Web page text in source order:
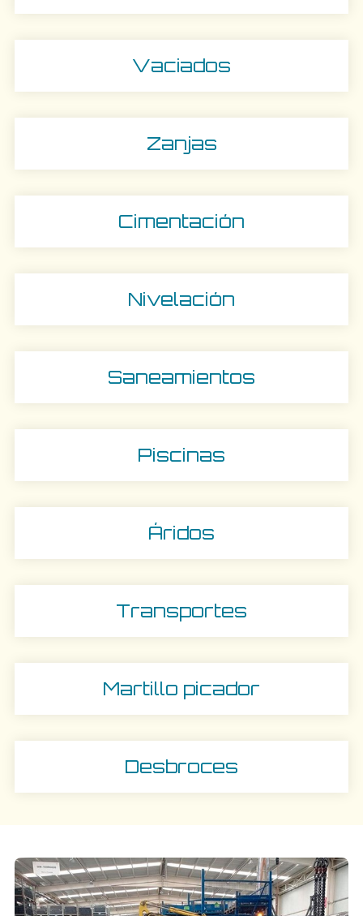
Vaciados
Zanjas
Cimentación
Nivelación
Saneamientos
Piscinas
Áridos
Transportes
Martillo picador
Desbroces